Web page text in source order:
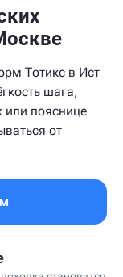
Тотикс в Ист
шага,
или пояснице
от